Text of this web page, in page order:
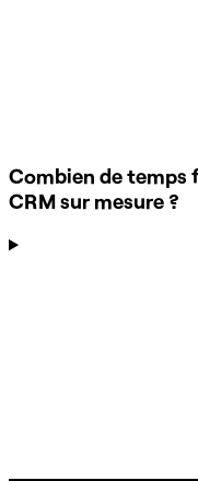
Combien de temps
CRM sur mesure ?